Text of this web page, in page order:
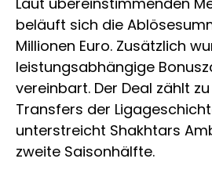
beläuft sich die
Millionen Euro. Zusätzlich
leistungsabhängige
vereinbart. Der Deal zählt
Transfers der
unterstreicht Shakhtars
zweite Saisonhälfte.